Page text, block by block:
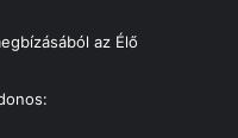
az Élő